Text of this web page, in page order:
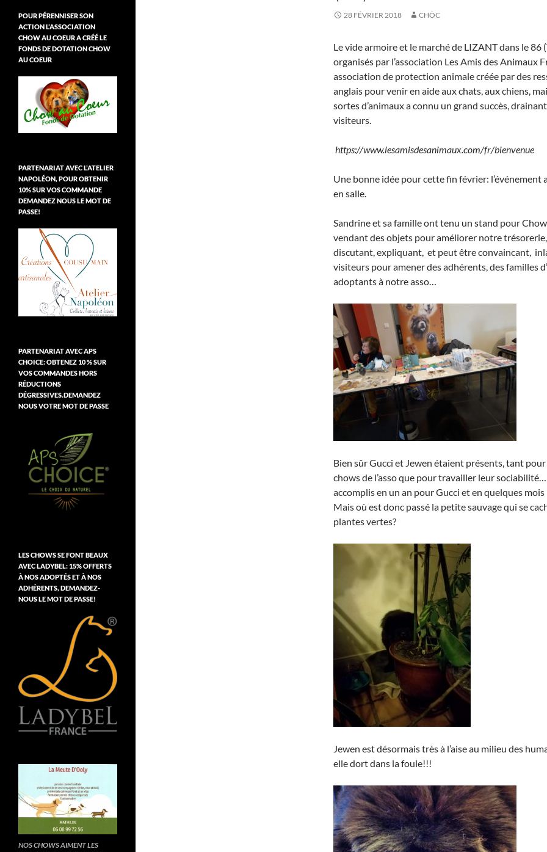
28 FÉVRIER 2018 CHÔC
Le vide armoire et le marché de LIZANT dans le 86
organisés par l’association Les Amis des Animaux
association de protection animale créée par des
anglais pour venir en aide aux chats, aux chiens,
sortes d’animaux a connu un grand succès,
visiteurs.
https://www.lesamisdesanimaux.com/fr/bienvenue
Une bonne idée pour cette fin février: l’événement
en salle.
Sandrine et sa famille ont tenu un stand pour
vendant des objets pour améliorer notre trésorerie,
discutant, expliquant, et peut être convaincant,
visiteurs pour amener des adhérents, des familles
adoptants à notre asso…
Bien sûr Gucci et Jewen étaient présents, tant
chows de l’asso que pour travailler leur
accomplis en un an pour Gucci et en quelques
Mais où est donc passé la petite sauvage qui se
plantes vertes?
Jewen est désormais très à l’aise au milieu des
elle dort dans la foule!!!
POUR PÉRENNISER SON
ACTION L’ASSOCIATION
CHOW AU COEUR A CRÉÉ LE
FONDS DE DOTATION CHOW
AU COEUR
PARTENARIAT AVEC L’ATELIER
NAPOLÉON, POUR OBTENIR
10% SUR VOS COMMANDE
DEMANDEZ NOUS LE MOT DE
PASSE!
PARTENARIAT AVEC APS
CHOICE: OBTENEZ 10 % SUR
VOS COMMANDES HORS
RÉDUCTIONS
DÉGRESSIVES.DEMANDEZ
NOUS VOTRE MOT DE PASSE
LES CHOWS SE FONT BEAUX
AVEC LADYBEL: 15% OFFERTS
À NOS ADOPTÉS ET À NOS
ADHÉRENTS, DEMANDEZ-
NOUS LE MOT DE PASSE!
NOS CHOWS AIMENT LES